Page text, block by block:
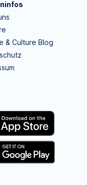
& Culture Blog